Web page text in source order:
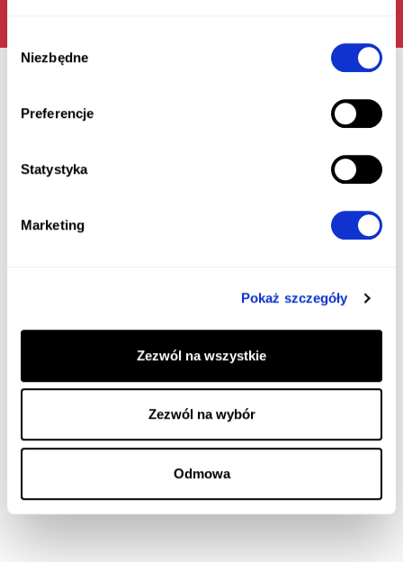
zgody
Niezbędne
Preferencje
Statystyka
Marketing
Pokaż szczegóły
Zezwól na wszystkie
Zezwól na wybór
Odmowa
Вибрані реалізації
Працюючи для наших клієнтів, ми мали
унікальних проектах.